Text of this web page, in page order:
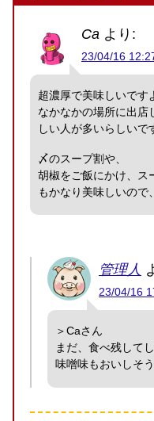
Ca より:
23/04/16
超濃厚で美味しいです
なかなかの場所に出店
しい人が多いらしいで
〆のスープ割や、
胡椒をご飯にかけ、ス
もかなり美味しいので
管理人
23/04/16
＞Caさん
まだ、食べ残して
味噌味もおいしそ